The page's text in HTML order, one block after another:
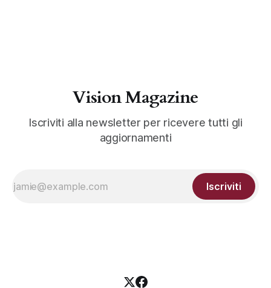
Vision Magazine
Iscriviti alla newsletter per ricevere tutti gli
aggiornamenti
Iscriviti